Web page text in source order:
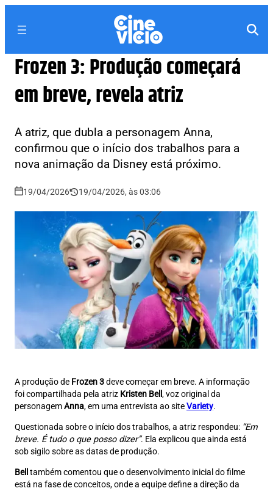
Frozen 3: Produção começará
em breve, revela atriz
A atriz, que dubla a personagem Anna,
confirmou que o início dos trabalhos para a
nova animação da Disney está próximo.
19/04/2026 19/04/2026, às 03:06
A produção de Frozen 3deve começar em breve. A informação
foi compartilhada pela atriz Kristen Bell , voz original da
personagemAnna, em uma entrevista ao siteVariety.
Questionada sobre o início dos trabalhos, a atriz respondeu: “Em
breve. É tudo o que posso dizer”. Ela explicou que ainda está
sob sigilo sobre as datas de produção.
Belltambém comentou que o desenvolvimento inicial do filme
está na fase de conceitos, onde a equipe define a direção da